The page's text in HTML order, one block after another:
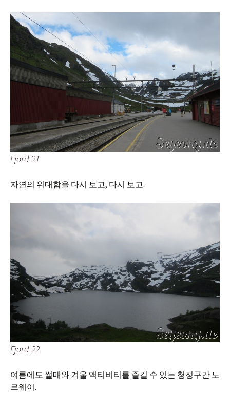
Fjord 21
자연의 위대함을 다시 보고, 다시 보고.
Fjord 22
여름에도 썰매와 겨울 액티비티를 즐길 수 있는 청정구간 노
르웨이.